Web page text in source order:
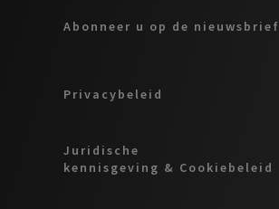
Abonneer u op de nieuwsbrief
Privacybeleid
Juridische
kennisgeving & Cookiebeleid